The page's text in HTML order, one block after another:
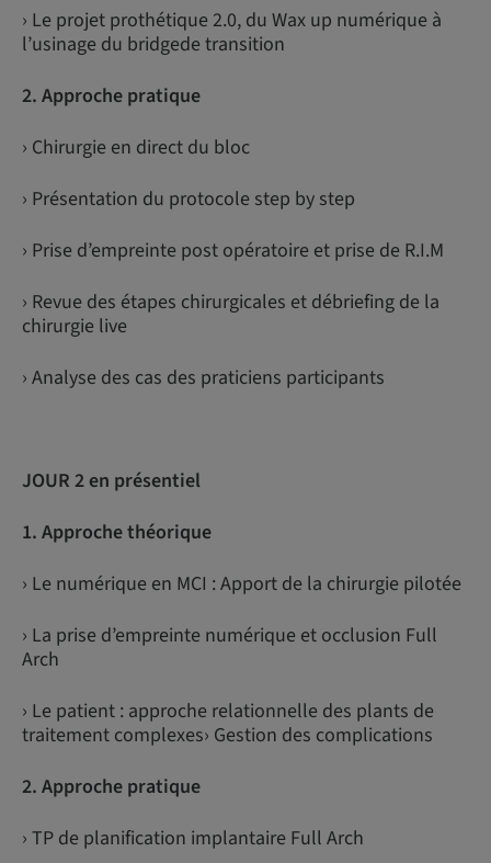
› Le projet prothétique 2.0, du Wax up numérique à
l’usinage du bridgede transition
2. Approche pratique
› Chirurgie en direct du bloc
› Présentation du protocole step by step
› Prise d’empreinte post opératoire et prise de R.I.M
› Revue des étapes chirurgicales et débriefing de la
chirurgie live
› Analyse des cas des praticiens participants
JOUR 2 en présentiel
1. Approche théorique
› Le numérique en MCI : Apport de la chirurgie pilotée
› La prise d’empreinte numérique et occlusion Full
Arch
› Le patient : approche relationnelle des plants de
traitement complexes› Gestion des complications
2. Approche pratique
› TP de planification implantaire Full Arch